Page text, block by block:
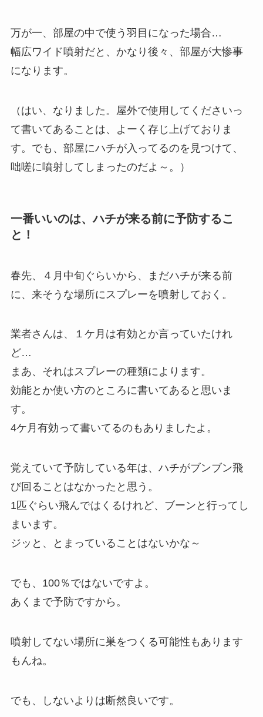
万が一、部屋の中で使う羽目になった場合…
幅広ワイド噴射だと、かなり後々、部屋が大惨事
になります。
（はい、なりました。屋外で使用してくださいっ
て書いてあることは、よーく存じ上げておりま
す。でも、部屋にハチが入ってるのを見つけて、
咄嗟に噴射してしまったのだよ～。）
一番いいのは、ハチが来る前に予防するこ
と！
春先、４月中旬ぐらいから、まだハチが来る前
に、来そうな場所にスプレーを噴射しておく。
業者さんは、１ケ月は有効とか言っていたけれ
ど…
まあ、それはスプレーの種類によります。
効能とか使い方のところに書いてあると思いま
す。
4ケ月有効って書いてるのもありましたよ。
覚えていて予防している年は、ハチがブンブン飛
び回ることはなかったと思う。
1匹ぐらい飛んではくるけれど、ブーンと行ってし
まいます。
ジッと、とまっていることはないかな～
でも、100％ではないですよ。
あくまで予防ですから。
噴射してない場所に巣をつくる可能性もあります
もんね。
でも、しないよりは断然良いです。